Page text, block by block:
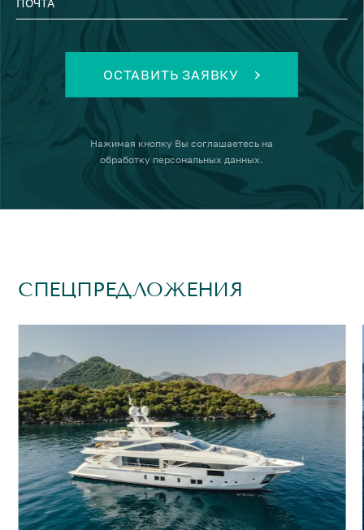
ПОЧТА
ОСТАВИТЬ ЗАЯВКУ
Нажимая кнопку Вы соглашаетесь на
обработку персональных данных.
СПЕЦПРЕДЛОЖЕНИЯ